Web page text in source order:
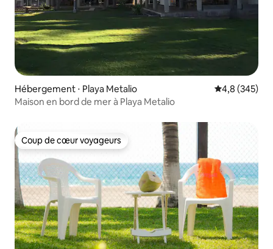
Hébergement ⋅ Playa Metalio Évaluation
4,8 (345)
Maison en bord de mer à Playa Metalio
Coup de cœur voyageurs
Coup de cœur voyageurs